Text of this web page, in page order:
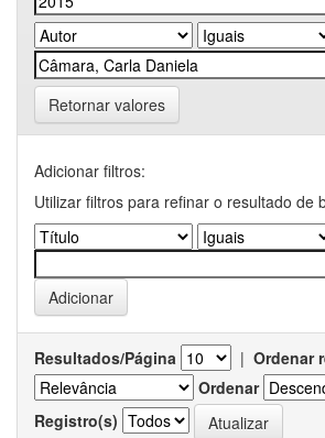
Retornar valores
Adicionar filtros:
Utilizar filtros para refinar o resultado de
Resultados/Página | Ordenar
Ordenar
Registro(s)